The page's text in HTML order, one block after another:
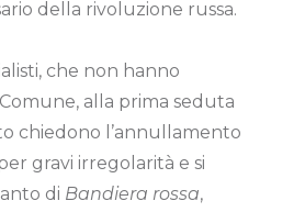
della rivoluzione russa.
che non hanno
alla prima seduta
chiedono l’annullamento
gravi irregolarità e si
di Bandiera rossa,